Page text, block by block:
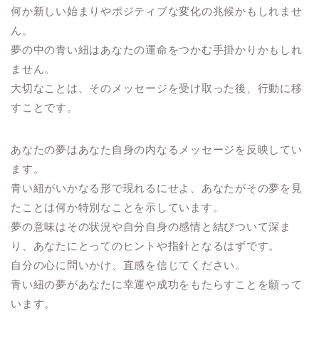
何か新しい始まりやポジティブな変化の兆候かもしれませ
ん。
夢の中の青い紐はあなたの運命をつかむ手掛かりかもしれ
ません。
大切なことは、そのメッセージを受け取った後、行動に移
すことです。
あなたの夢はあなた自身の内なるメッセージを反映してい
ます。
青い紐がいかなる形で現れるにせよ、あなたがその夢を見
たことは何か特別なことを示しています。
夢の意味はその状況や自分自身の感情と結びついて深ま
り、あなたにとってのヒントや指針となるはずです。
自分の心に問いかけ、直感を信じてください。
青い紐の夢があなたに幸運や成功をもたらすことを願って
います。